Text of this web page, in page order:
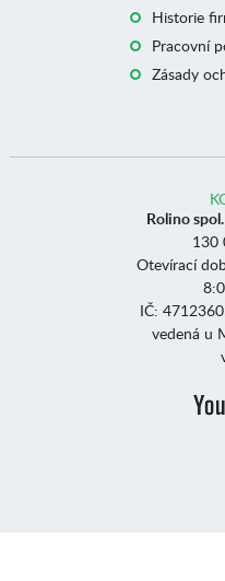
Historie
Pracovní
Zásady
Rolino spol.
130
Otevírací
IČ:
vedená u